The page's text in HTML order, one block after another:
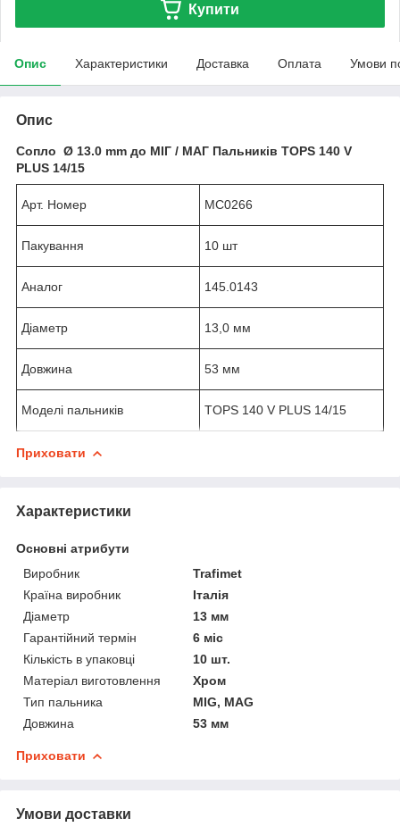
Купити
Опис Характеристики Доставка Оплата Умови
Опис
Сопло Ø 13.0 mm до МІГ / МАГ Пальників TOPS 140 V
PLUS 14/15
Арт. Номер MC0266
Пакування 10 шт
Аналог 145.0143
Діаметр 13,0 мм
Довжина 53 мм
Моделі пальників TOPS 140 V PLUS 14/15
Приховати
Характеристики
Основні атрибути
Виробник
Trafimet
Країна виробник
Італія
Діаметр
13 мм
Гарантійний термін
6 міс
Кількість в упаковці
10 шт.
Матеріал виготовлення
Хром
Тип пальника
MIG, MAG
Довжина
53 мм
Приховати
Умови доставки